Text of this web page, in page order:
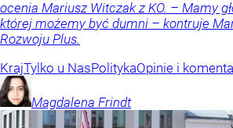
ocenia Mariusz Witczak z KO. – Mamy
której możemy być dumni – kontruje
Rozwoju Plus.
KrajTylko u NasPolitykaOpinie i
Magdalena Frindt